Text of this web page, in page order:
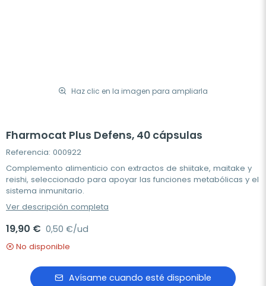
Haz clic en la imagen para ampliarla
Fharmocat Plus Defens, 40 cápsulas
Referencia: 000922
Complemento alimenticio con extractos de shiitake, maitake y
reishi, seleccionado para apoyar las funciones metabólicas y el
sistema inmunitario.
Ver descripción completa
19,90 € 0,50 €/ud
No disponible
Avísame cuando esté disponible